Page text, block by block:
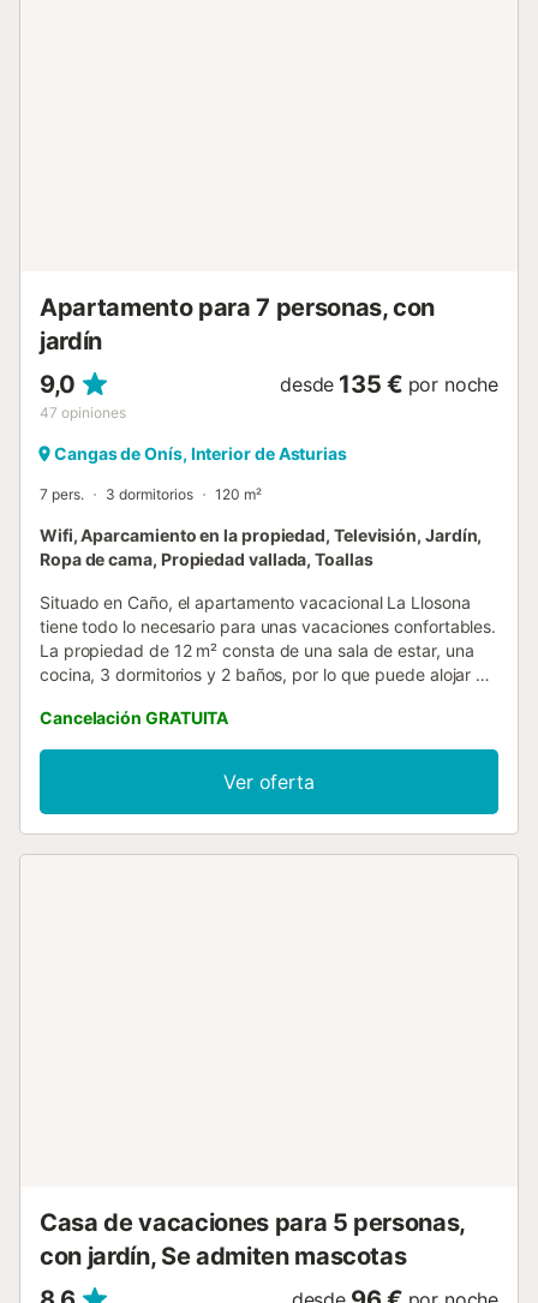
Apartamento para 7 personas, con
jardín
9,0
47 opiniones
desde 135 € por noche
Cangas de Onís, Interior de Asturias
7 pers. 3 dormitorios 120 m²
Wifi, Aparcamiento en la propiedad, Televisión, Jardín,
Ropa de cama, Propiedad vallada, Toallas
Situado en Caño, el apartamento vacacional La Llosona
tiene todo lo necesario para unas vacaciones confortables.
La propiedad de 12 m² consta de una sala de estar, una
cocina, 3 dormitorios y 2 baños, por lo que puede alojar a
televisión y lavadora. Este alojamiento no ofrece: aire
acondicionado. Este alquiler de vacaciones ofrece un
espacio exterior privado con jardín, terraza y barbacoa.
Hay una plaza de aparcamiento disponible en la
propiedad y hay aparcamiento gratuito disponible en la
Cancelación GRATUITA
Ver oferta
Casa de vacaciones para 5 personas,
con jardín, Se admiten mascotas